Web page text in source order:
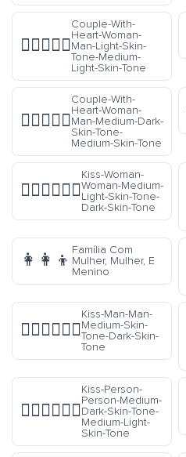
👩🏻‍❤️‍👨🏼
Couple-With-
Heart-Woman-
Man-Light-Skin-
Tone-Medium-
Light-Skin-Tone
👩🏾‍❤️‍👨🏽
Couple-With-
Heart-Woman-
Man-Medium-Dark-
Skin-Tone-
Medium-Skin-Tone
👩🏼‍❤️‍💋‍👩🏿
Kiss-Woman-
Woman-Medium-
Light-Skin-Tone-
Dark-Skin-Tone
👩‍👩‍👦
Família Com
Mulher, Mulher, E
Menino
👨🏽‍❤️‍💋‍👨🏿
Kiss-Man-Man-
Medium-Skin-
Tone-Dark-Skin-
Tone
🧑🏾‍❤️‍💋‍🧑🏼
Kiss-Person-
Person-Medium-
Dark-Skin-Tone-
Medium-Light-
Skin-Tone